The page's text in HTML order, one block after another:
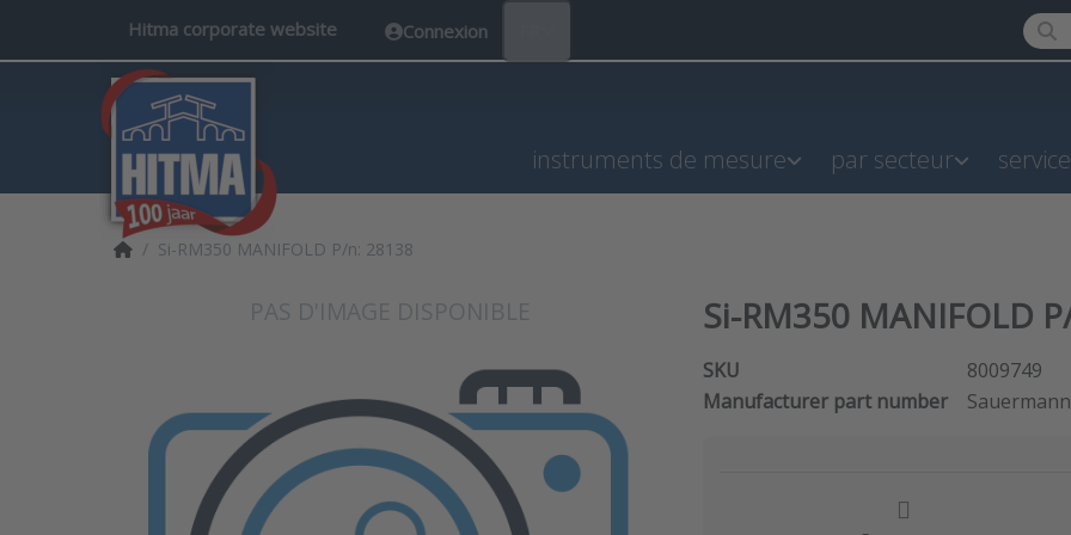
Hitma corporate website Connexion
instruments de mesure par secteur
AccueilSi-RM350 MANIFOLD P/n: 28138
Si-RM350 MANIFOLD
SKU
8009749
Manufacturer part number